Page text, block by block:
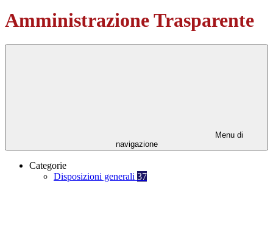
Amministrazione Trasparente
Menu di
navigazione
Categorie
Disposizioni generali 37